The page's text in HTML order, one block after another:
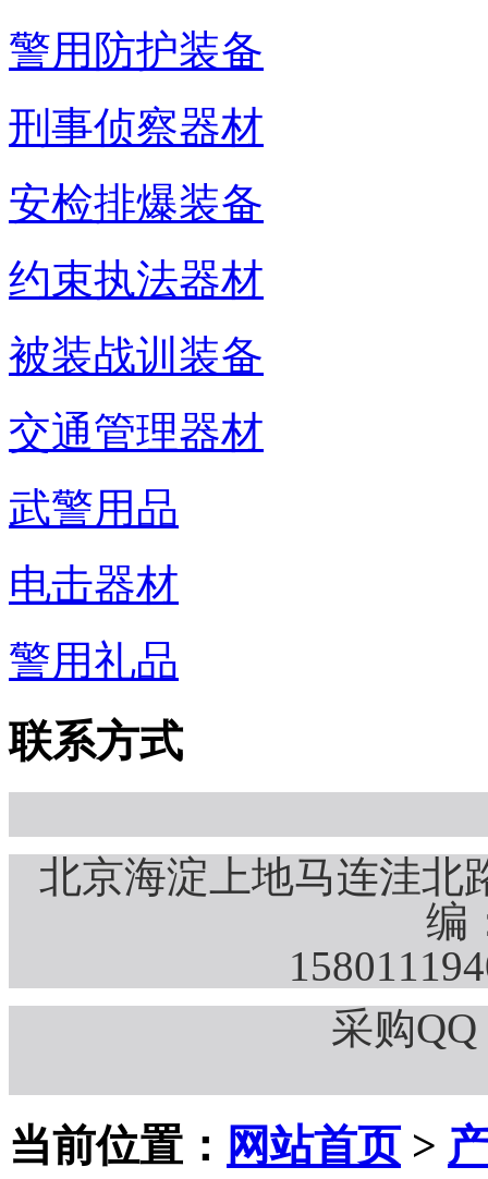
警用防护装备
刑事侦察器材
安检排爆装备
约束执法器材
被装战训装备
交通管理器材
武警用品
电击器材
警用礼品
联系方式
北京海淀上地马连洼北
编
采购QQ
当前位置： 网站首页>